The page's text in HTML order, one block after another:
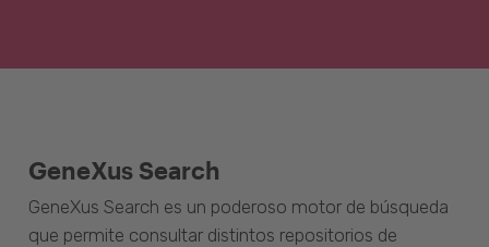
GeneXus Search
GeneXus Search es un poderoso motor de búsqueda
que permite consultar distintos repositorios de